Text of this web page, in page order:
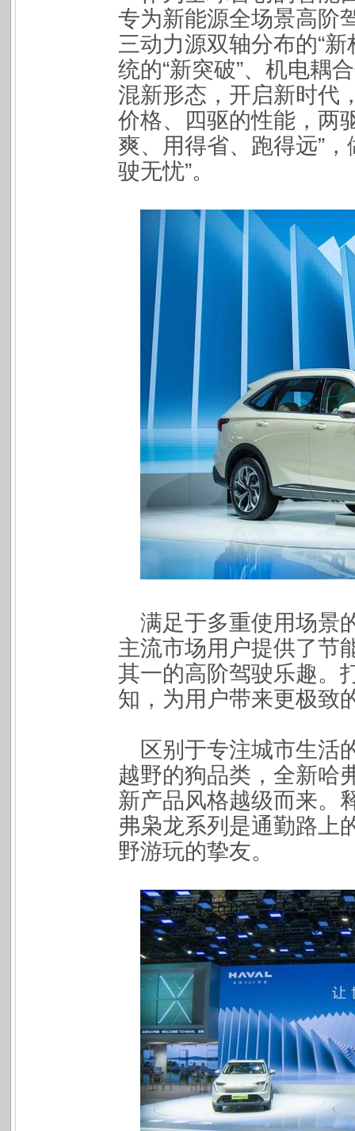
专为新能源全场景高阶
三动力源双轴分布的“
统的“新突破”、机电耦
混新形态，开启新时代
价格、四驱的性能，两
爽、用得省、跑得远”
驶无忧”。
满足于多重使用场景
主流市场用户提供了节
其一的高阶驾驶乐趣。
知，为用户带来更极致
区别于专注城市生活
越野的狗品类，全新哈
新产品风格越级而来。
弗枭龙系列是通勤路上
野游玩的挚友。